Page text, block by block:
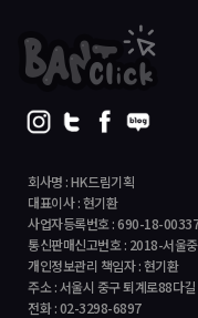
회사명 : HK드림기획
대표이사 : 현기환
사업자등록번호 : 690-18-00337
통신판매신고번호 : 2018-서울
개인정보관리 책임자 : 현기환
주소 : 서울시 중구 퇴계로88다
전화 : 02-3298-6897